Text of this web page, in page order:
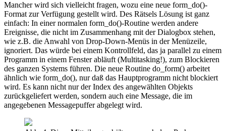
Mancher wird sich vielleicht fragen, wozu eine neue form_do()-
Format zur Verfügung gestellt wird. Des Rätsels Lösung ist ganz
einfach: In einer normalen form_do()-Routine werden andere
Ereignisse, die nicht im Zusammenhang mit der Dialogbox stehen,
wie z.B. die Anwahl von Drop-Down-Menüs in der Menüzeile,
ignoriert. Das würde bei einem Kontrollfeld, das ja parallel zu einem
Programm in einem Fenster abläuft (Multitasking!), zum Blockieren
des ganzen Systems führen. Die neue Routine do_form() arbeitet
ähnlich wie form_do(), nur daß das Hauptprogramm nicht blockiert
wird. Es kann nicht nur der Index des angewählten Objekts
zurückgeliefert werden, sondern auch eine Message, die im
angegebenen Messagepuffer abgelegt wird.